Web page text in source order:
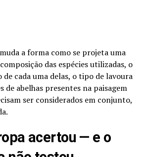
a forma como se projeta uma
das espécies utilizadas, o
cada uma delas, o tipo de lavoura
de abelhas presentes na paisagem
ser considerados em conjunto,
acertou — e o